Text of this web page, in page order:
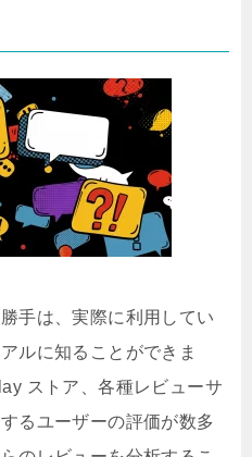
手は、実際に利用してい
ルに知ることができま
ストア、各種レビューサ
るユーザーの評価が数多